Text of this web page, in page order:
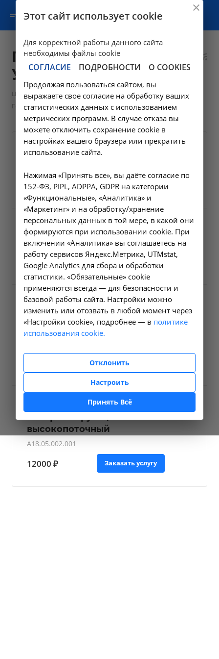
Гемодиализ в
Усолье-Сибирском
Цены в Усолье-Сибирском —
Гемодиализ в Усолье-Сибирском
Гемодиализ
10000 ₽ Заказать услугу
Гемодиафильтрация
A18.05.011
12000 ₽ Заказать услугу
Гемодиализ
интермитирующий
низкопоточный
Заказать услугу
высокопоточный
А18.05.002.001
12000 ₽ Заказать услугу
Этот сайт использует cookie
Для корректной работы данного сайта
необходимы файлы cookie
СОГЛАСИЕ ПОДРОБНОСТИ О COOKIES
Продолжая пользоваться сайтом, вы
выражаете свое согласие на обработку ваших
статистических данных с использованием
метрических программ. В случае отказа вы
можете отключить сохранение cookie в
настройках вашего браузера или прекратить
использование сайта.
Нажимая «Принять все», вы даёте согласие по
152-ФЗ, PIPL, ADPPA, GDPR на категории
«Функциональные», «Аналитика» и
«Маркетинг» и на обработку/хранение
персональных данных в той мере, в какой они
формируются при использовании cookie. При
включении «Аналитика» вы соглашаетесь на
работу сервисов Яндекс.Метрика, UTMstat,
Google Analytics для сбора и обработки
статистики. «Обязательные» cookie
применяются всегда — для безопасности и
базовой работы сайта. Настройки можно
изменить или отозвать в любой момент через
«Настройки cookie», подробнее — в политике
использования cookie.
Отклонить
Настроить
Принять Всё